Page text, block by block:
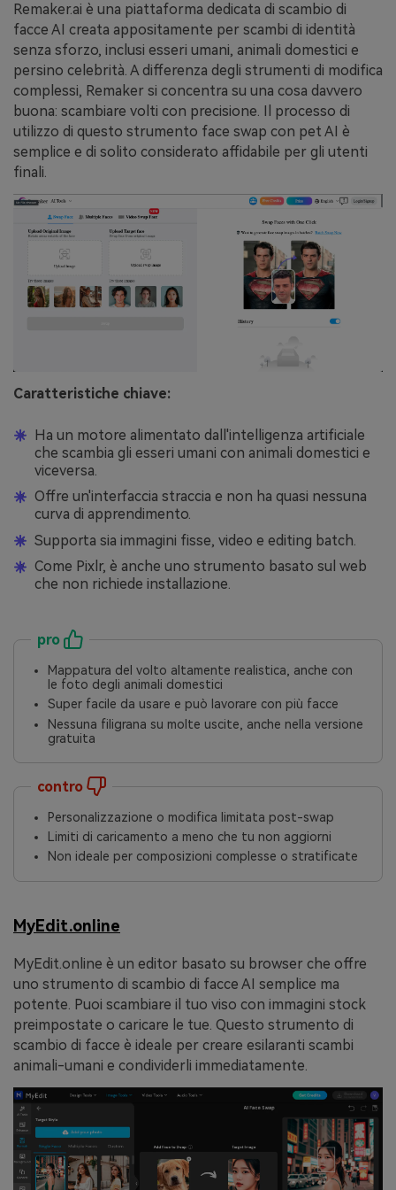
Remaker.ai è una piattaforma dedicata di scambio di
facce AI creata appositamente per scambi di identità
senza sforzo, inclusi esseri umani, animali domestici e
persino celebrità. A differenza degli strumenti di modifica
complessi, Remaker si concentra su una cosa davvero
buona: scambiare volti con precisione. Il processo di
utilizzo di questo strumento face swap con pet AI è
semplice e di solito considerato affidabile per gli utenti
finali.
Caratteristiche chiave:
Ha un motore alimentato dall'intelligenza artificiale
che scambia gli esseri umani con animali domestici e
viceversa.
Offre un'interfaccia straccia e non ha quasi nessuna
curva di apprendimento.
Supporta sia immagini fisse, video e editing batch.
Come Pixlr, è anche uno strumento basato sul web
che non richiede installazione.
pro
Mappatura del volto altamente realistica, anche con
le foto degli animali domestici
Super facile da usare e può lavorare con più facce
Nessuna filigrana su molte uscite, anche nella versione
gratuita
contro
Personalizzazione o modifica limitata post-swap
Limiti di caricamento a meno che tu non aggiorni
Non ideale per composizioni complesse o stratificate
MyEdit.online
MyEdit.online è un editor basato su browser che offre
uno strumento di scambio di facce AI semplice ma
potente. Puoi scambiare il tuo viso con immagini stock
preimpostate o caricare le tue. Questo strumento di
scambio di facce è ideale per creare esilaranti scambi
animali-umani e condividerli immediatamente.